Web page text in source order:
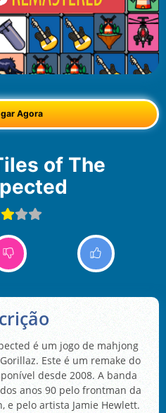
Agora
é um jogo de mahjong
Este é um remake do
desde 2008. A banda
anos 90 pelo frontman da
e pelo artista Jamie Hewlett.